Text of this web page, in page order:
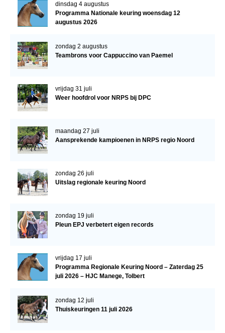
Zoek een NRPS paard
PEDIGREE ONLINE
Onze fokkerij
Fokprogramma's en registratie
NRPS-Boegbeeld
Cornage
WBSFH
Dekhengsten
HENGSTEN ONLINE
Hengstenselectie
Informatie Hengstenkeuring
dinsdag 4 augustus
Programma Nationale keuring woensdag 12
augustus 2026
zondag 2 augustus
Teambrons voor Cappuccino van Paemel
vrijdag 31 juli
Weer hoofdrol voor NRPS bij DPC
maandag 27 juli
Aansprekende kampioenen in NRPS regio Noord
zondag 26 juli
Uitslag regionale keuring Noord
zondag 19 juli
Pleun EPJ verbetert eigen records
vrijdag 17 juli
Programma Regionale Keuring Noord – Zaterdag 25
juli 2026 – HJC Manege, Tolbert
zondag 12 juli
Thuiskeuringen 11 juli 2026